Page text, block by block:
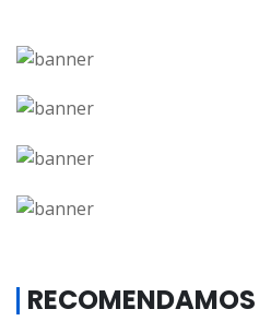
RECOMENDAMOS